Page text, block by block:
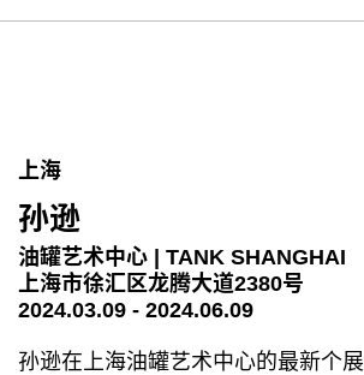
上海
孙逊
油罐艺术中心 | TANK SHANGHAI
上海市徐汇区龙腾大道2380号
2024.03.09 - 2024.06.09
孙逊在上海油罐艺术中心的最新个